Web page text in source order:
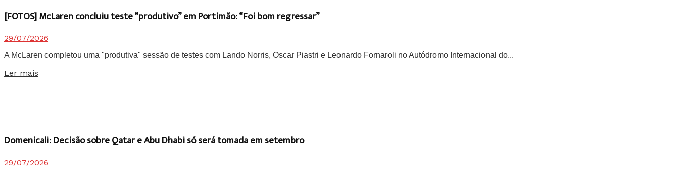
[FOTOS] McLaren concluiu teste “produtivo” em Portimão: “Foi bom regressar”
29/07/2026
A McLaren completou uma "produtiva" sessão de testes com Lando Norris, Oscar Piastri e Leonardo Fornaroli no Autódromo Internacional do...
Ler mais
Domenicali: Decisão sobre Qatar e Abu Dhabi só será tomada em setembro
29/07/2026